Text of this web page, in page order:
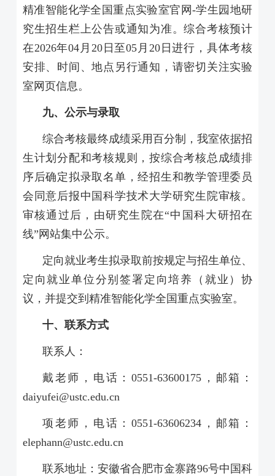
精准智能化学全国重点实验室官网-学生园地研
究生招生栏上公告或通知为准。综合考核预计
在2026年04 月 20日至05 月 20日进行，具体考核
安排、时间、地点另行通知，请密切关注实验
室网页信息。
九、公示与录取
综合考核最终成绩采用百分制，我室依据招
生计划分配和考核规则，按综合考核总成绩排
序后确定拟录取名单，经招生和教学管理委员
会同意后报中国科学技术大学研究生院审核。
审核通过后，由研究生院在“中国科大研招在
线”网站集中公示。
定向就业考生拟录取前按规定与招生单位、
定向就业单位分别签署定向培养（就业）协
议，并提交到精准智能化学全国重点实验室。
十、联系方式
联系人：
戴老师，电话：0551-63600175 ，邮箱：
daiyufei@ustc.edu.cn
项老师，电话：0551-63606234 ，邮箱：
elephann@ustc.edu.cn
联系地址：安徽省合肥市金寨路96号中国科